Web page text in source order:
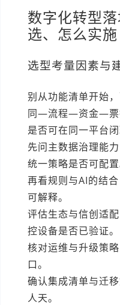
数字化转型
选、怎么实施
选型考量因素与
别从功能清单开始
同—流程—资金—票
是否可在同一平台闭
先问主数据治理能
统一策略是否可配置
再看规则与AI的结
可解释。
评估生态与信创适
控设备是否已验证。
核对运维与升级策
口。
确认集成清单与迁
人天。